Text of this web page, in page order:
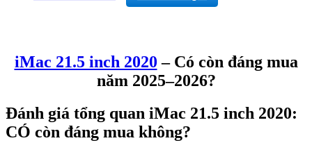
Kết nối: 4x USB 3.0, 2 Thunderbolt 3, LAN, 1x
iMac 21.5 inch 2020 – Có còn đáng mua
năm 2025–2026?
Đánh giá tổng quan iMac 21.5 inch 2020:
CÓ còn đáng mua không?